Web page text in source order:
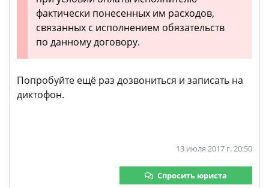
фактически понесенных им расходов,
связанных с исполнением обязательств
по данному договору.
Попробуйте ещё раз дозвониться и записать на
диктофон.
13 июля 2017 г. 20:50
Спросить юриста